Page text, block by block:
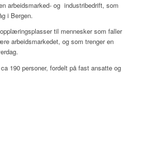
arbeidsmarked- og industribedrift, som
i Bergen.
til mennesker som faller
arbeidsmarkedet, og som trenger en
190 personer, fordelt på fast ansatte og